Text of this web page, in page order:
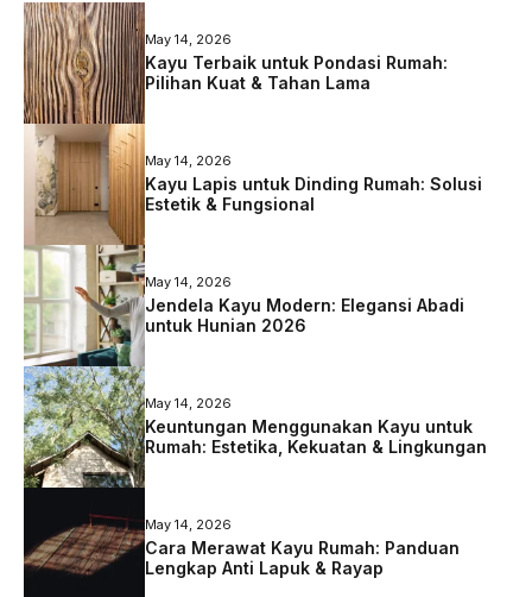
May 14, 2026
Kayu Terbaik untuk Pondasi Rumah:
Pilihan Kuat & Tahan Lama
May 14, 2026
Kayu Lapis untuk Dinding Rumah: Solusi
Estetik & Fungsional
May 14, 2026
Jendela Kayu Modern: Elegansi Abadi
untuk Hunian 2026
May 14, 2026
Keuntungan Menggunakan Kayu untuk
Rumah: Estetika, Kekuatan & Lingkungan
May 14, 2026
Cara Merawat Kayu Rumah: Panduan
Lengkap Anti Lapuk & Rayap